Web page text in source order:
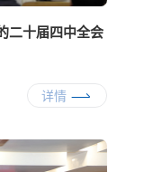
二十届四中全会
详情